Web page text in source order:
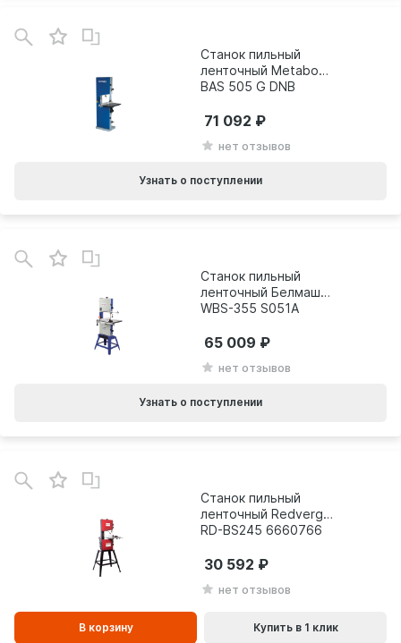
Станок пильный
ленточный Metabo
BAS 505 G DNB
нет отзывов
71 092
Узнать о поступлении
Станок пильный
ленточный Белмаш
WBS-355 S051A
нет отзывов
65 009
Узнать о поступлении
Станок пильный
ленточный Redverg
RD-BS245 6660766
нет отзывов
30 592
В корзину Купить в 1 клик